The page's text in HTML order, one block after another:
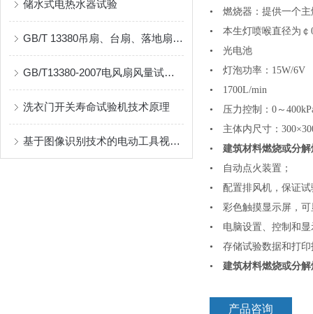
储水式电热水器试验
GB/T 13380吊扇、台扇、落地扇风量试验室
GB/T13380-2007电风扇风量试验室
洗衣门开关寿命试验机技术原理
基于图像识别技术的电动工具视觉检测系统构建与应用研究
• 燃烧器：提供一个主
• 本生灯喷喉直径为￠
• 光电池
• 灯泡功率：15W/6V
• 1700L/min
• 压力控制：0～
• 主体内尺寸：
• 建筑材料燃烧或分
• 自动点火装置；
• 配置排风机，保证试
• 彩色触摸显示屏，可
• 电脑设置、控制和显
• 存储试验数据和打印
• 建筑材料燃烧或分
产品咨询